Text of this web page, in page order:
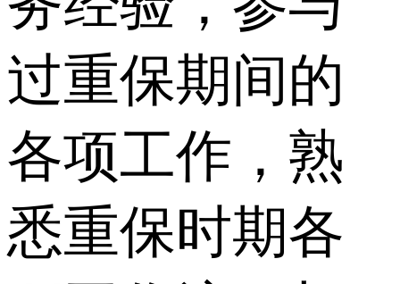
过重保期间的
各项工作，熟
悉重保时期各